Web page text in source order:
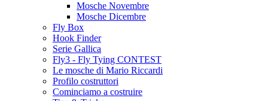
Mosche Novembre
Mosche Dicembre
Fly Box
Hook Finder
Serie Gallica
Fly3 - Fly Tying CONTEST
Le mosche di Mario Riccardi
Profilo costruttori
Cominciamo a costruire